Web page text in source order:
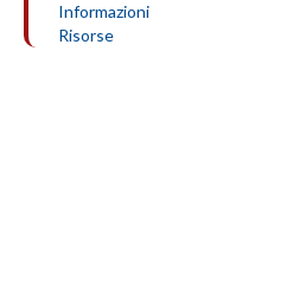
Informazioni
Risorse